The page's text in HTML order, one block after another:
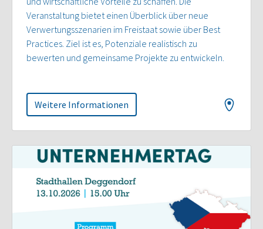
Veranstaltung bietet einen Überblick über neue
Verwertungsszenarien im Freistaat sowie über Best
Practices. Ziel ist es, Potenziale realistisch zu
bewerten und gemeinsame Projekte zu entwickeln.
Weitere Informationen